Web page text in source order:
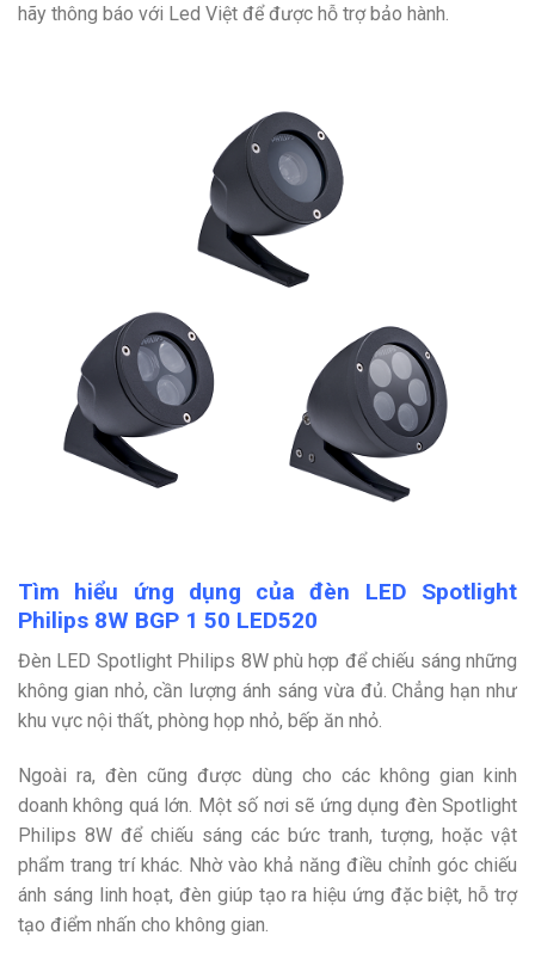
hãy thông báo với Led Việt để được hỗ trợ bảo hành.
Tìm hiểu ứng dụng của đèn LED Spotlight
Philips 8W BGP 1 50 LED520
Đèn LED Spotlight Philips 8W phù hợp để chiếu sáng những
không gian nhỏ, cần lượng ánh sáng vừa đủ. Chẳng hạn như
khu vực nội thất, phòng họp nhỏ, bếp ăn nhỏ.
Ngoài ra, đèn cũng được dùng cho các không gian kinh
doanh không quá lớn. Một số nơi sẽ ứng dụng đèn Spotlight
Philips 8W để chiếu sáng các bức tranh, tượng, hoặc vật
phẩm trang trí khác. Nhờ vào khả năng điều chỉnh góc chiếu
ánh sáng linh hoạt, đèn giúp tạo ra hiệu ứng đặc biệt, hỗ trợ
tạo điểm nhấn cho không gian.